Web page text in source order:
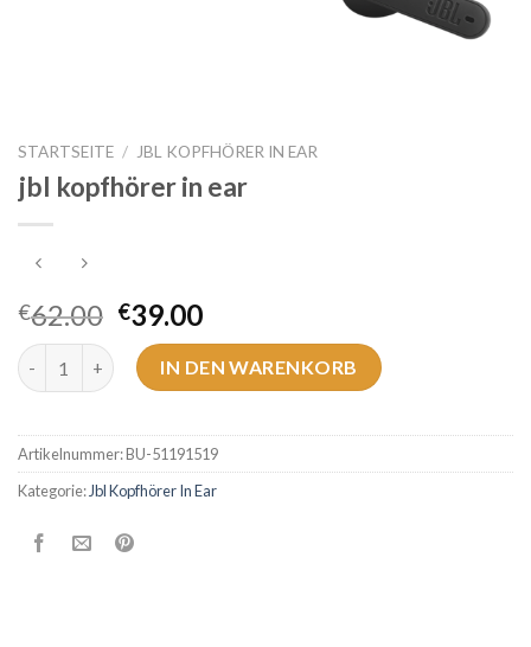
STARTSEITE / JBL KOPFHÖRER IN EAR
jbl kopfhörer in ear
€62.00 €39.00
jbl kopfhörer in ear MengeIN DEN WARENKORB
Artikelnummer:BU-51191519
Kategorie:Jbl Kopfhörer In Ear